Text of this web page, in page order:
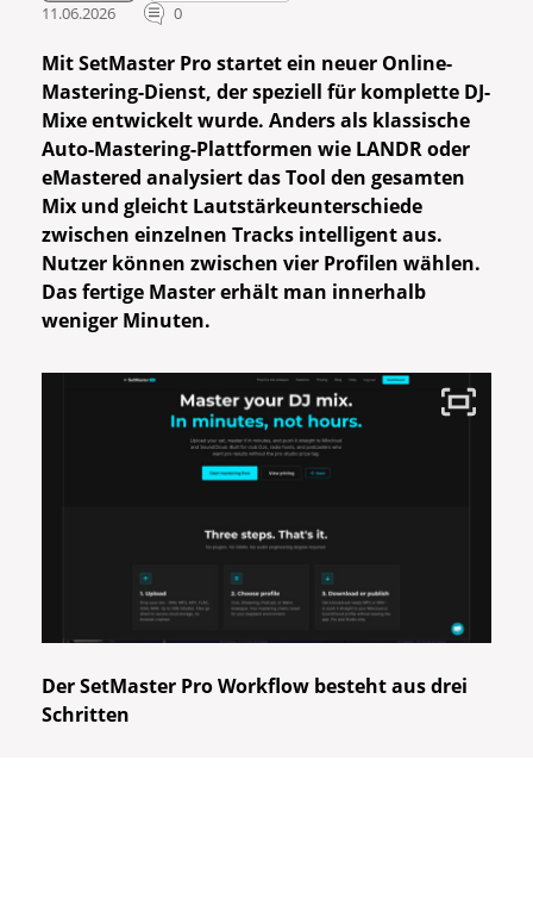
11.06.2026 0
Mit SetMaster Pro startet ein neuer Online-
Mastering-Dienst, der speziell für komplette DJ-
Mixe entwickelt wurde. Anders als klassische
Auto-Mastering-Plattformen wie LANDR oder
eMastered analysiert das Tool den gesamten
Mix und gleicht Lautstärkeunterschiede
zwischen einzelnen Tracks intelligent aus.
Nutzer können zwischen vier Profilen wählen.
Das fertige Master erhält man innerhalb
weniger Minuten.
Der SetMaster Pro Workflow besteht aus drei
Schritten